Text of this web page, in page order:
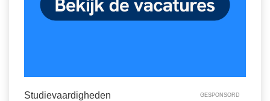
Studievaardigheden GESPONSORD